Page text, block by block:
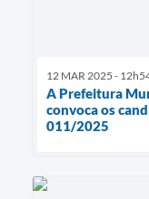
12 MAR 2025 -
A Prefeitura
convoca os
011/2025